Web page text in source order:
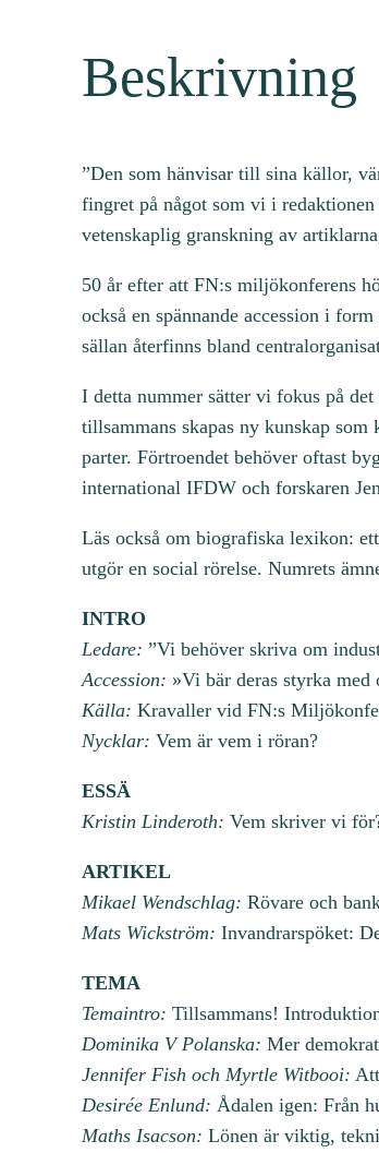
Beskrivning
”Den som hänvisar till sina källor,
fingret på något som vi i
vetenskaplig granskning av
50 år efter att FN:s miljökonferens
också en spännande accession i
sällan återfinns bland
I detta nummer sätter vi fokus på
tillsammans skapas ny kunskap
parter. Förtroendet behöver oftast
international IFDW och forskaren
Läs också om biografiska lexikon:
utgör en social rörelse. Numrets
INTRO
Ledare: ”Vi behöver skriva om
Accession: »Vi bär deras styrka med
Källa: Kravaller vid FN:s
Nycklar: Vem är vem i röran?
ESSÄ
Kristin Linderoth: Vem skriver vi
ARTIKEL
Mikael Wendschlag: Rövare och
Mats Wickström: Invandrarspöket:
TEMA
Temaintro: Tillsammans!
Dominika V Polanska: Mer
Jennifer Fish och Myrtle Witbooi:
Desirée Enlund: Ådalen igen: Från
Maths Isacson: Lönen är viktig,